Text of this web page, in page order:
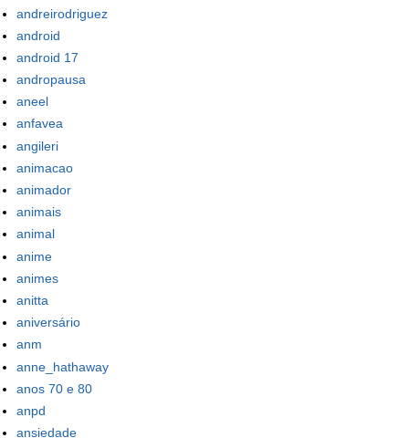
andreirodriguez
android
android 17
andropausa
aneel
anfavea
angileri
animacao
animador
animais
animal
anime
animes
anitta
aniversário
anm
anne_hathaway
anos 70 e 80
anpd
ansiedade